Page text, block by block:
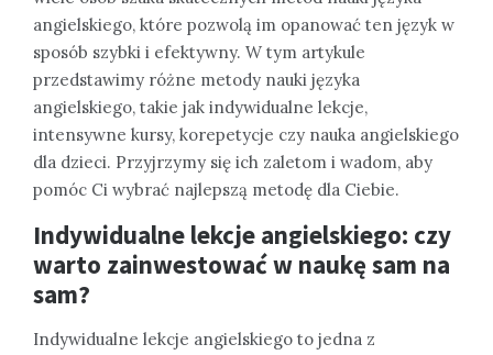
angielskiego, które pozwolą im opanować ten język w
sposób szybki i efektywny. W tym artykule
przedstawimy różne metody nauki języka
angielskiego, takie jak indywidualne lekcje,
intensywne kursy, korepetycje czy nauka angielskiego
dla dzieci. Przyjrzymy się ich zaletom i wadom, aby
pomóc Ci wybrać najlepszą metodę dla Ciebie.
Indywidualne lekcje angielskiego: czy
warto zainwestować w naukę sam na
sam?
Indywidualne lekcje angielskiego to jedna z